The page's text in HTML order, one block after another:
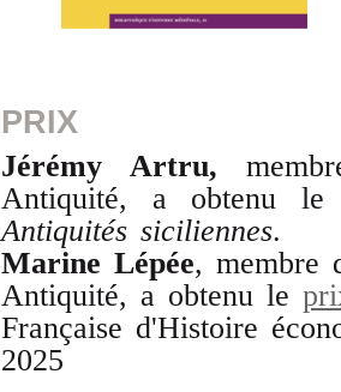
PRIX
Jérémy Artru,
Antiquité, a obtenu le
Antiquités siciliennes.
Marine Lépée, membre
Antiquité, a obtenu le
Française d'Histoire
2025